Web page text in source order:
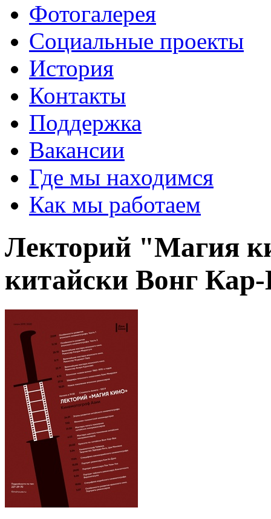
Фотогалерея
Социальные проекты
История
Контакты
Поддержка
Вакансии
Где мы находимся
Как мы работаем
Лекторий "Магия
китайски Вонг